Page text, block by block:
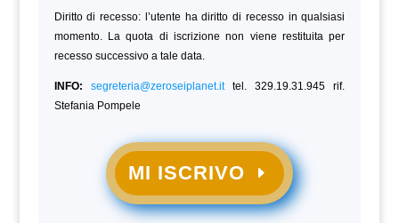
Diritto di recesso: l’utente ha diritto di recesso in qualsiasi
momento. La quota di iscrizione non viene restituita per
recesso successivo a tale data.
INFO: segreteria@zeroseiplanet.ittel. 329.19.31.945 rif.
Stefania Pompele
MI ISCRIVO